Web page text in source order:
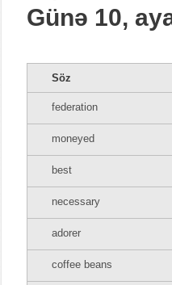
Günə 10,
Söz
federation
moneyed
best
necessary
adorer
coffee beans